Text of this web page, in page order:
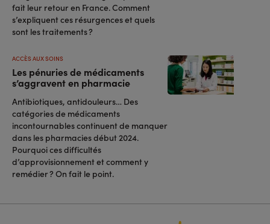
fait leur retour en France. Comment
s’expliquent ces résurgences et quels
sont les traitements ?
Les pénuries de médicaments
s’aggravent en pharmacie
ACCÈS AUX SOINS
Antibiotiques, antidouleurs… Des
catégories de médicaments
incontournables continuent de manquer
dans les pharmacies début 2024.
Pourquoi ces difficultés
d’approvisionnement et comment y
remédier ? On fait le point.